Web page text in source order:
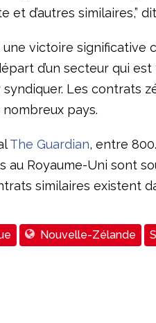
et d’autres similaires,”
victoire significative
d’un secteur qui
syndiquer. Les contrats
pays.
The Guardian, entre
au Royaume-Uni sont
similaires existent
Nouvelle-Zélande